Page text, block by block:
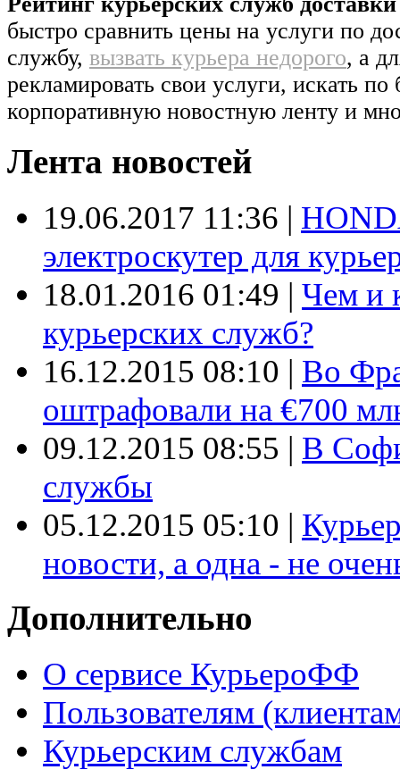
быстро сравнить цены на услуги по
службу, вызвать курьера недорого, а
рекламировать свои услуги, искать по
корпоративную новостную ленту и
Лента новостей
19.06.2017 11:36 |
электроскутер для
18.01.2016 01:49 | Чем и
курьерских служб?
16.12.2015 08:10 | Во
оштрафовали на €700
09.12.2015 08:55 | В
службы
05.12.2015 05:10 |
новости, а одна - не
Дополнительно
О сервисе КурьероФФ
Пользователям
Курьерским службам